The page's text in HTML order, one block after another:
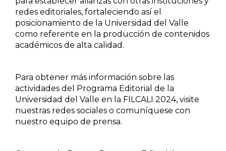
Narcotráfico
Patrimonio
Política y gobierno
Posconflicto
redes editoriales, fortaleciendo así el
posicionamiento de la Universidad del Valle
como referente en la producción de contenidos
académicos de alta calidad.
Para obtener más información sobre las
actividades del Programa Editorial de la
Universidad del Valle en la FILCALI 2024, visite
nuestras redes sociales o comuníquese con
nuestro equipo de prensa.